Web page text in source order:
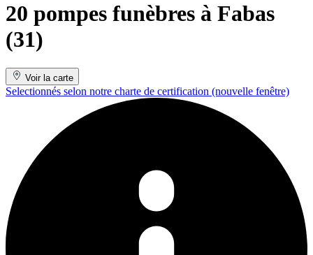
20 pompes funèbres à Fabas
(31)
Voir la carte
Selectionnés selon notre charte de certification (nouvelle fenêtre)